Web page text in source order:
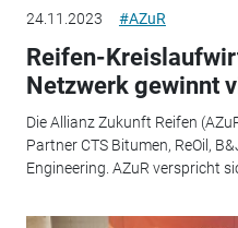
24.11.2023 #AZuR
Reifen-
Netzwerk gewinnt
Die Allianz Zukunft Reifen
Partner CTS Bitumen, ReOil,
Engineering. AZuR verspricht